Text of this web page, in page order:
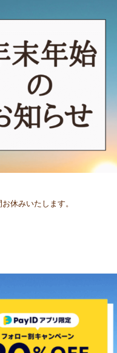
休みいたします。